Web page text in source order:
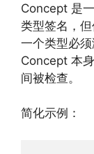
Concept 是
类型签名，
一个类型必须
Concept 本
间被检查。
简化示例：